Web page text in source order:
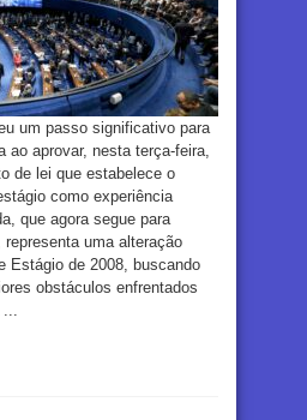
um passo significativo para
ao aprovar, nesta terça-feira,
de lei que estabelece o
como experiência
que agora segue para
uma alteração
Estágio de 2008, buscando
obstáculos enfrentados
...